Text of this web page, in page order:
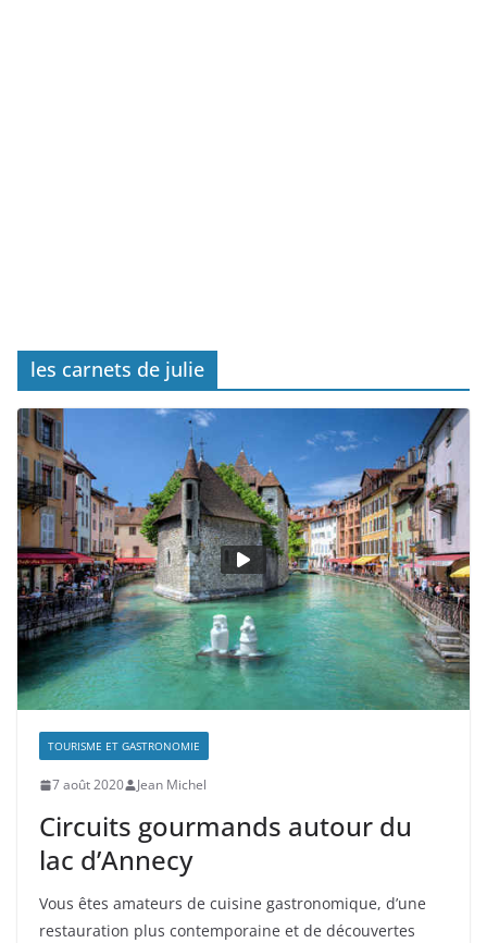
les carnets de julie
TOURISME ET GASTRONOMIE
7 août 2020 Jean Michel
Circuits gourmands autour du
lac d’Annecy
Vous êtes amateurs de cuisine gastronomique, d’une
restauration plus contemporaine et de découvertes